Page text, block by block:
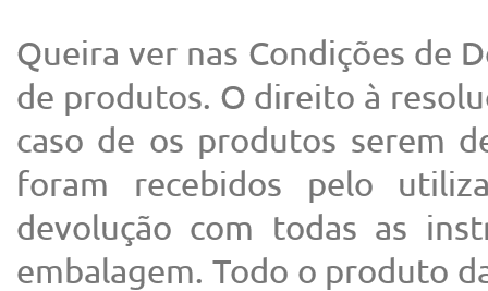
Queira ver nas Condições de
de produtos. O direito à
caso de os produtos serem
foram recebidos pelo
devolução com todas as
embalagem. Todo o produto